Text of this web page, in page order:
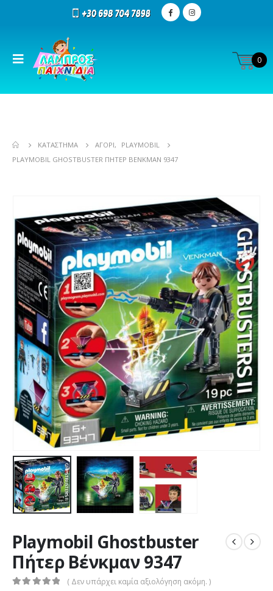
0
ΚΑΤΆΣΤΗΜΑ ΑΓΌΡΙ,
PLAYMOBIL
PLAYMOBIL GHOSTBUSTER ΠΉΤΕΡ ΒΈΝΚΜΑΝ 9347
Playmobil Ghostbuster
Πήτερ Βένκμαν 9347
( Δεν υπάρχει καμία αξιολόγηση ακόμη. )